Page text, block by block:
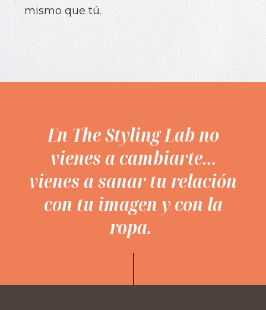
mismo que tú.
En The Styling Lab no
vienes a cambiarte…
vienes a sanar tu relación
con tu imagen y con la
ropa.